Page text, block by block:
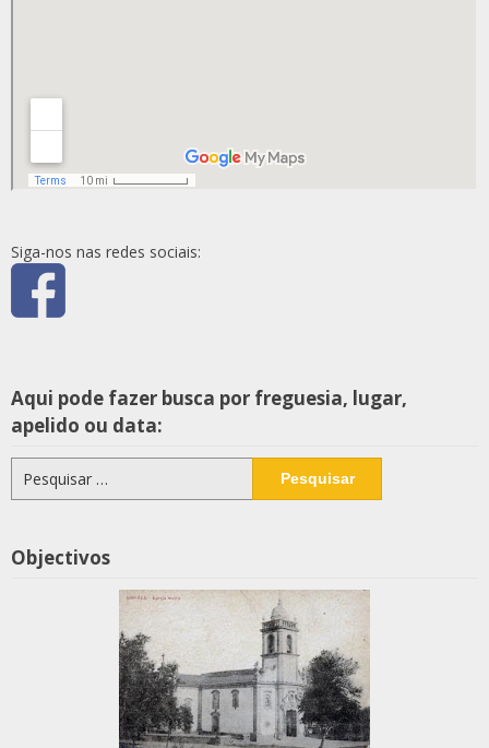
Siga-nos nas redes sociais:
Aqui pode fazer busca por freguesia, lugar,
apelido ou data:
por:
Objectivos